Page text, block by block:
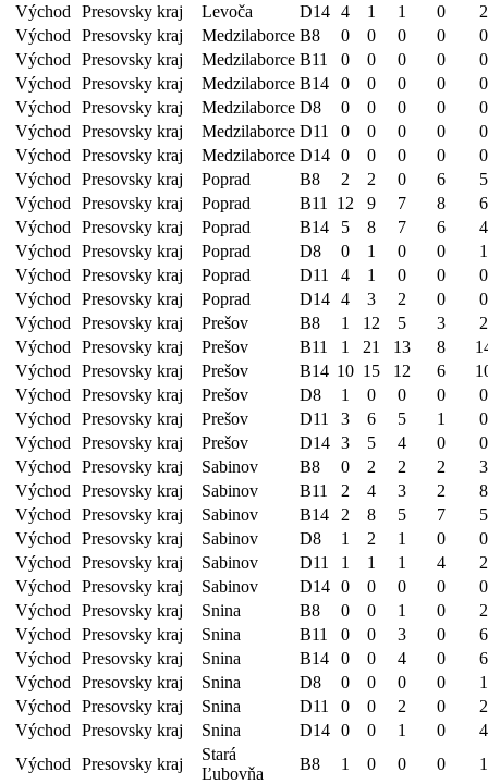
Východ
Presovsky kraj Levoča D14 4 1 1 0
2
Východ
Presovsky kraj Medzilaborce B8 0 0 0 0
0
Východ
Presovsky kraj Medzilaborce B11 0 0 0 0
0
Východ
Presovsky kraj Medzilaborce B14 0 0 0 0
0
Východ
Presovsky kraj Medzilaborce D8 0 0 0 0
0
Východ
Presovsky kraj Medzilaborce D11 0 0 0 0
0
Východ
Presovsky kraj Medzilaborce D14 0 0 0 0
0
Východ
Presovsky kraj Poprad B8 2 2 0 6
5
Východ
Presovsky kraj Poprad B11 12 9 7 8
6
Východ
Presovsky kraj Poprad B14 5 8 7 6
4
Východ
Presovsky kraj Poprad D8 0 1 0 0
1
Východ
Presovsky kraj Poprad D11 4 1 0 0
0
Východ
Presovsky kraj Poprad D14 4 3 2 0
0
Východ
Presovsky kraj Prešov B8 1 12 5 3
2
Východ
Presovsky kraj Prešov B11 1 21 13 8
Východ
Presovsky kraj Prešov B14 10 15 12 6
Východ
Presovsky kraj Prešov D8 1 0 0 0
0
Východ
Presovsky kraj Prešov D11 3 6 5 1
0
Východ
Presovsky kraj Prešov D14 3 5 4 0
0
Východ
Presovsky kraj Sabinov B8 0 2 2 2
3
Východ
Presovsky kraj Sabinov B11 2 4 3 2
8
Východ
Presovsky kraj Sabinov B14 2 8 5 7
5
Východ
Presovsky kraj Sabinov D8 1 2 1 0
0
Východ
Presovsky kraj Sabinov D11 1 1 1 4
2
Východ
Presovsky kraj Sabinov D14 0 0 0 0
0
Východ
Presovsky kraj Snina B8 0 0 1 0
2
Východ
Presovsky kraj Snina B11 0 0 3 0
6
Východ
Presovsky kraj Snina B14 0 0 4 0
6
Východ
Presovsky kraj Snina D8 0 0 0 0
1
Východ
Presovsky kraj Snina D11 0 0 2 0
2
Východ
Presovsky kraj Snina D14 0 0 1 0
4
Východ
Presovsky kraj
Stará
Ľubovňa
B8 1 0 0 0 1